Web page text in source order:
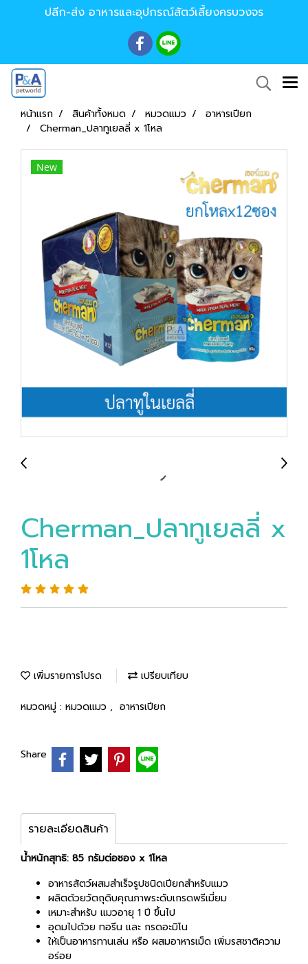
ปลีก-ส่ง อาหารและอุปกรณ์สัตว์เลี้ยงครบวงจร
หน้าแรก สินค้าทั้งหมด หมวดแมว
อาหารเปียก
Cherman_ปลาทูเยลลี่ x 1โหล
New
Cherman_ปลาทูเยลลี่ x
1โหล
เพิ่มรายการโปรด เปรียบเทียบ
หมวดหมู่ : หมวดแมว , อาหารเปียก
Share
รายละเอียดสินค้า
น้ำหนักสุทธิ: 85 กรัมต่อซอง x 1โหล
อาหารสัตว์ผสมสำเร็จรูปชนิดเปียกสำหรับแมว
ผลิตด้วยวัตถุดิบคุณภาพระดับเกรดพรีเมี่ยม
เหมาะสำหรับ แมวอายุ 1 ปี ขึ้นไป
อุดมไปด้วย ทอรีน และ กรดอะมิโน
ให้เป็นอาหารทานเล่น หรือ ผสมอาหารเม็ด เพิ่มรสชาติความ
อร่อย